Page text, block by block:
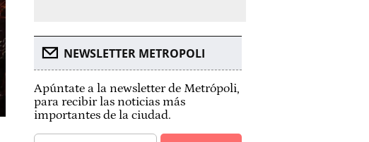
NEWSLETTER METROPOLI
Apúntate a la newsletter de Metrópoli,
para recibir las noticias más
importantes de la ciudad.